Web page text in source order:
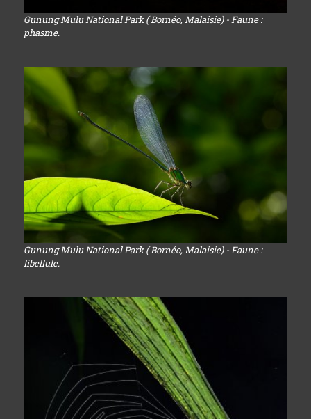
Gunung Mulu National Park ( Bornéo, Malaisie) - Faune :
phasme.
Gunung Mulu National Park ( Bornéo, Malaisie) - Faune :
libellule.